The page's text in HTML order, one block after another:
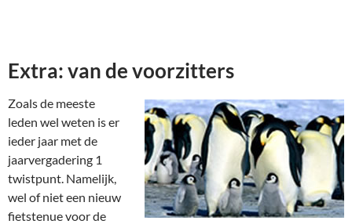
Extra: van de voorzitters
Zoals de meeste
leden wel weten is er
ieder jaar met de
jaarvergadering 1
twistpunt. Namelijk,
wel of niet een nieuw
fietstenue voor de